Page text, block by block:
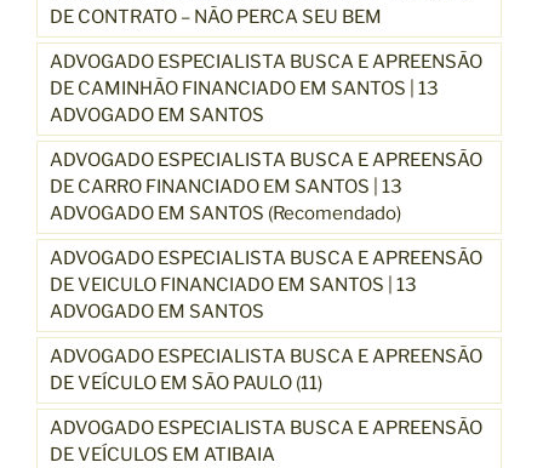
DE CONTRATO – NÃO PERCA SEU BEM
ADVOGADO ESPECIALISTA BUSCA E APREENSÃO
DE CAMINHÃO FINANCIADO EM SANTOS | 13
ADVOGADO EM SANTOS
ADVOGADO ESPECIALISTA BUSCA E APREENSÃO
DE CARRO FINANCIADO EM SANTOS | 13
ADVOGADO EM SANTOS (Recomendado)
ADVOGADO ESPECIALISTA BUSCA E APREENSÃO
DE VEICULO FINANCIADO EM SANTOS | 13
ADVOGADO EM SANTOS
ADVOGADO ESPECIALISTA BUSCA E APREENSÃO
DE VEÍCULO EM SÃO PAULO (11)
ADVOGADO ESPECIALISTA BUSCA E APREENSÃO
DE VEÍCULOS EM ATIBAIA